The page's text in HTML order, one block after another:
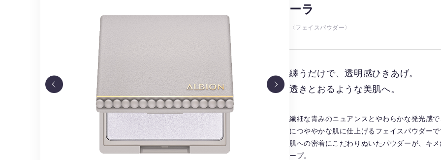
ーラ
〈フェイスパウダー〉
纏うだけで、透明感ひきあげ。
透きとおるような美肌へ。
繊細な青みのニュアンスとやわらかな発光感
につややかな肌に仕上げるフェイスパウダー
肌への密着にこだわりぬいたパウダーが、キ
ープ。